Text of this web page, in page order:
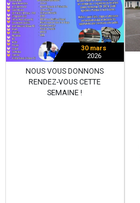
30 mars
2026
NOUS VOUS DONNONS
RENDEZ-VOUS CETTE
SEMAINE !